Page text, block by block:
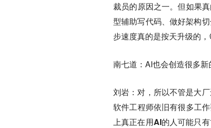
裁员的原因之一。但如果
型辅助写代码、做好架构
步速度真的是按天升级的
南七道： AI也会创造很多新
刘岩：对，所以不管是大
软件工程师依旧有很多工
上真正在用AI的人可能只